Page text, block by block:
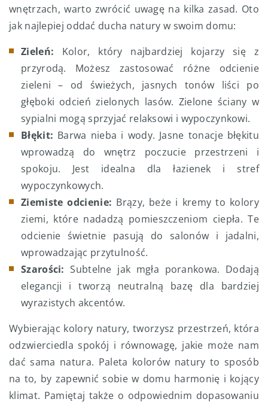
wnętrzach, warto zwrócić uwagę na kilka zasad. Oto
jak najlepiej oddać ducha natury w swoim domu:
Zieleń: Kolor, który najbardziej kojarzy się z
przyrodą. Możesz zastosować różne odcienie
zieleni – od świeżych, jasnych tonów liści po
głęboki odcień zielonych lasów. Zielone ściany w
sypialni mogą sprzyjać relaksowi i wypoczynkowi.
Błękit: Barwa nieba i wody. Jasne tonacje błękitu
wprowadzą do wnętrz poczucie przestrzeni i
spokoju. Jest idealna dla łazienek i stref
wypoczynkowych.
Ziemiste odcienie: Brązy, beże i kremy to kolory
ziemi, które nadadzą pomieszczeniom ciepła. Te
odcienie świetnie pasują do salonów i jadalni,
wprowadzając przytulność.
Szarości: Subtelne jak mgła porankowa. Dodają
elegancji i tworzą neutralną bazę dla bardziej
wyrazistych akcentów.
Wybierając kolory natury, tworzysz przestrzeń, która
odzwierciedla spokój i równowagę, jakie może nam
dać sama natura. Paleta kolorów natury to sposób
na to, by zapewnić sobie w domu harmonię i kojący
klimat. Pamiętaj także o odpowiednim dopasowaniu